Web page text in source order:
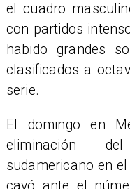
el cuadro
con partidos
habido grandes
clasificados a
serie.
El domingo en
eliminación
sudamericano en
cayó ante el